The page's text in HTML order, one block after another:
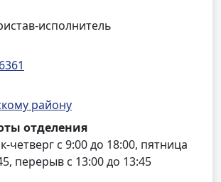
исполнитель
району
отделения
четверг с 9:00 до 18:00, пятница
перерыв с 13:00 до 13:45